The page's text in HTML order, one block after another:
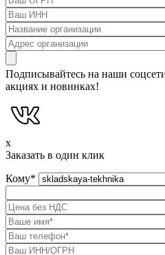
Подписывайтесь на наши
акциях и новинках!
x
Заказать в один клик
Кому*